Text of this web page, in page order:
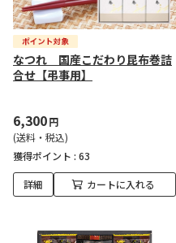
なつれ 国産こだわり昆布巻詰
合せ【弔事用】
6,300円
(送料・税込)
獲得ポイント : 63
詳細 カートに入れる